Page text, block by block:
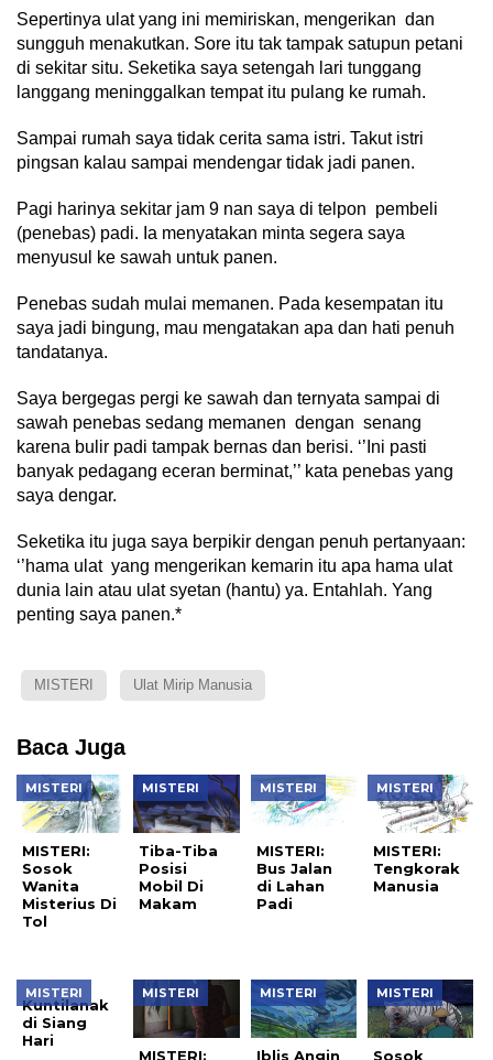
Sepertinya ulat yang ini memiriskan, mengerikan dan
sungguh menakutkan. Sore itu tak tampak satupun petani
di sekitar situ. Seketika saya setengah lari tunggang
langgang meninggalkan tempat itu pulang ke rumah.
Sampai rumah saya tidak cerita sama istri. Takut istri
pingsan kalau sampai mendengar tidak jadi panen.
Pagi harinya sekitar jam 9 nan saya di telpon pembeli
(penebas) padi. Ia menyatakan minta segera saya
menyusul ke sawah untuk panen.
Penebas sudah mulai memanen. Pada kesempatan itu
saya jadi bingung, mau mengatakan apa dan hati penuh
tandatanya.
Saya bergegas pergi ke sawah dan ternyata sampai di
sawah penebas sedang memanen dengan senang
karena bulir padi tampak bernas dan berisi. ‘’Ini pasti
banyak pedagang eceran berminat,’’ kata penebas yang
saya dengar.
Seketika itu juga saya berpikir dengan penuh pertanyaan:
‘’hama ulat yang mengerikan kemarin itu apa hama ulat
dunia lain atau ulat syetan (hantu) ya. Entahlah. Yang
penting saya panen.*
MISTERI Ulat Mirip Manusia
Baca Juga
MISTERI
MISTERI:
Sosok
Wanita
Misterius Di
Tol
MISTERI
Tiba-Tiba
Posisi
Mobil Di
Makam
MISTERI
MISTERI:
Bus Jalan
di Lahan
Padi
MISTERI
MISTERI:
Tengkorak
Manusia
MISTERI
Kuntilanak
di Siang
Hari
MISTERI
MISTERI:
MISTERI
Iblis Angin
MISTERI
Sosok